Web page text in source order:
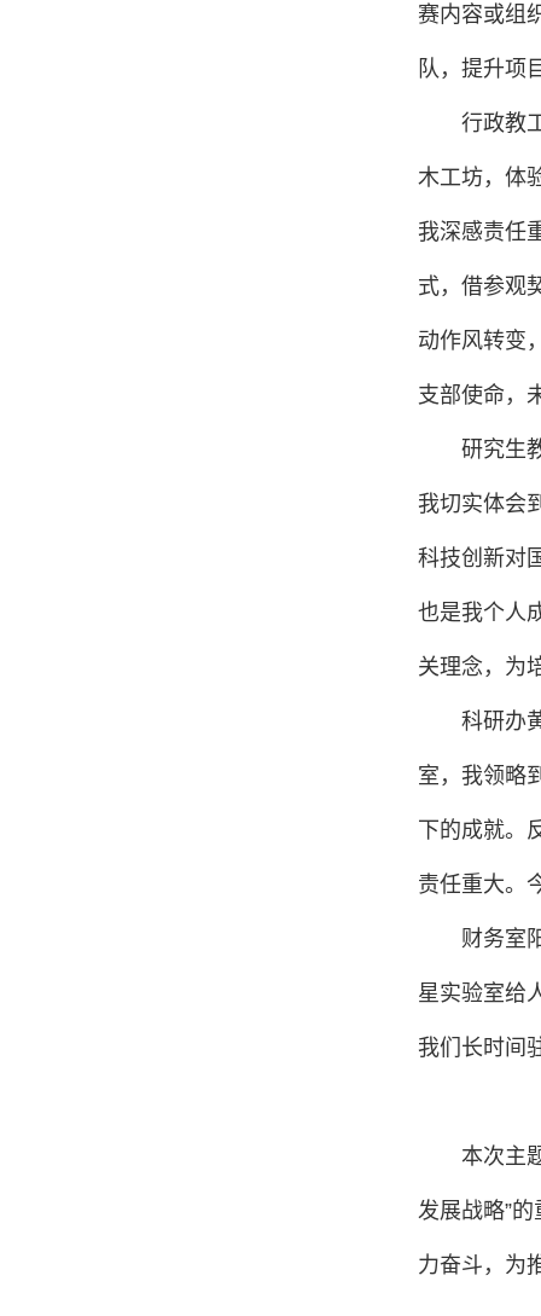
赛内容或组
队，提升项
行政教
木工坊，体
我深感责任
式，借参观
动作风转变
支部使命，
研究生
我切实体会
科技创新对
也是我个人
关理念，为
科研办
室，我领略
下的成就。
责任重大。
财务室
星实验室给
我们长时间
本次主
发展战略”
力奋斗，为